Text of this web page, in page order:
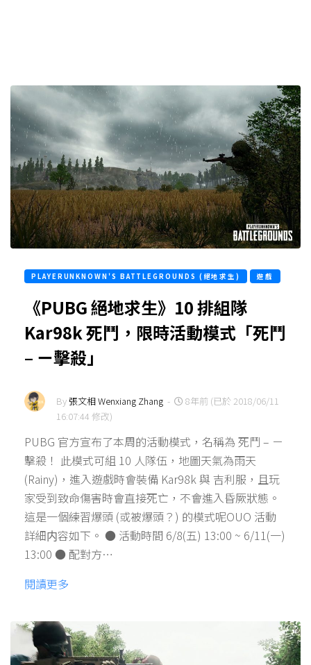
PLAYERUNKNOWN'S BATTLEGROUNDS (絕地求生) 遊戲
《PUBG 絕地求生》10 排組隊
Kar98k 死鬥，限時活動模式「死鬥
– ㄧ擊殺」
By張文相 Wenxiang Zhang -
8年前 (已於 2018/06/11
16:07:44 修改)
PUBG 官方宣布了本周的活動模式，名稱為 死鬥 – ㄧ
擊殺！ 此模式可組 10 人隊伍，地圖天氣為雨天
(Rainy)，進入遊戲時會裝備 Kar98k 與 吉利服，且玩
家受到致命傷害時會直接死亡，不會進入昏厥狀態。
這是一個練習爆頭 (或被爆頭？) 的模式呢OUO 活動
詳細内容如下。 ● 活動時間 6/8(五) 13:00 ~ 6/11(一)
13:00 ● 配對方…
閱讀更多